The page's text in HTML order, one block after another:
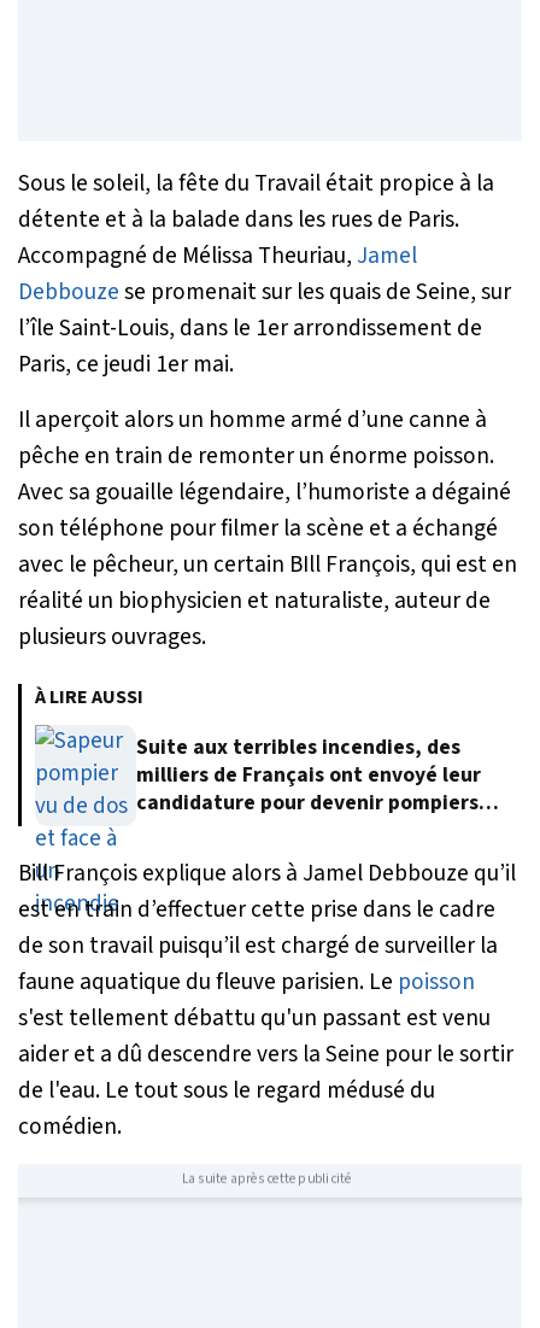
Sous le soleil, la fête du Travail était propice à la
détente et à la balade dans les rues de Paris.
Accompagné de Mélissa Theuriau, Jamel
Debbouzese promenait sur les quais de Seine, sur
l’île Saint-Louis, dans le 1er arrondissement de
Paris, ce jeudi 1er mai.
Il aperçoit alors un homme armé d’une canne à
pêche en train de remonter un énorme poisson.
Avec sa gouaille légendaire, l’humoriste a dégainé
son téléphone pour filmer la scène et a échangé
avec le pêcheur, un certain BIll François, qui est en
réalité un biophysicien et naturaliste, auteur de
plusieurs ouvrages.
À LIRE AUSSI
Suite aux terribles incendies, des
milliers de Français ont envoyé leur
candidature pour devenir pompiers
Bill François explique alors à Jamel Debbouze qu’il
est en train d’effectuer cette prise dans le cadre
de son travail puisqu’il est chargé de surveiller la
faune aquatique du fleuve parisien. Le poisson
s'est tellement débattu qu'un passant est venu
aider et a dû descendre vers la Seine pour le sortir
de l'eau. Le tout sous le regard médusé du
comédien.
La suite après cette publicité